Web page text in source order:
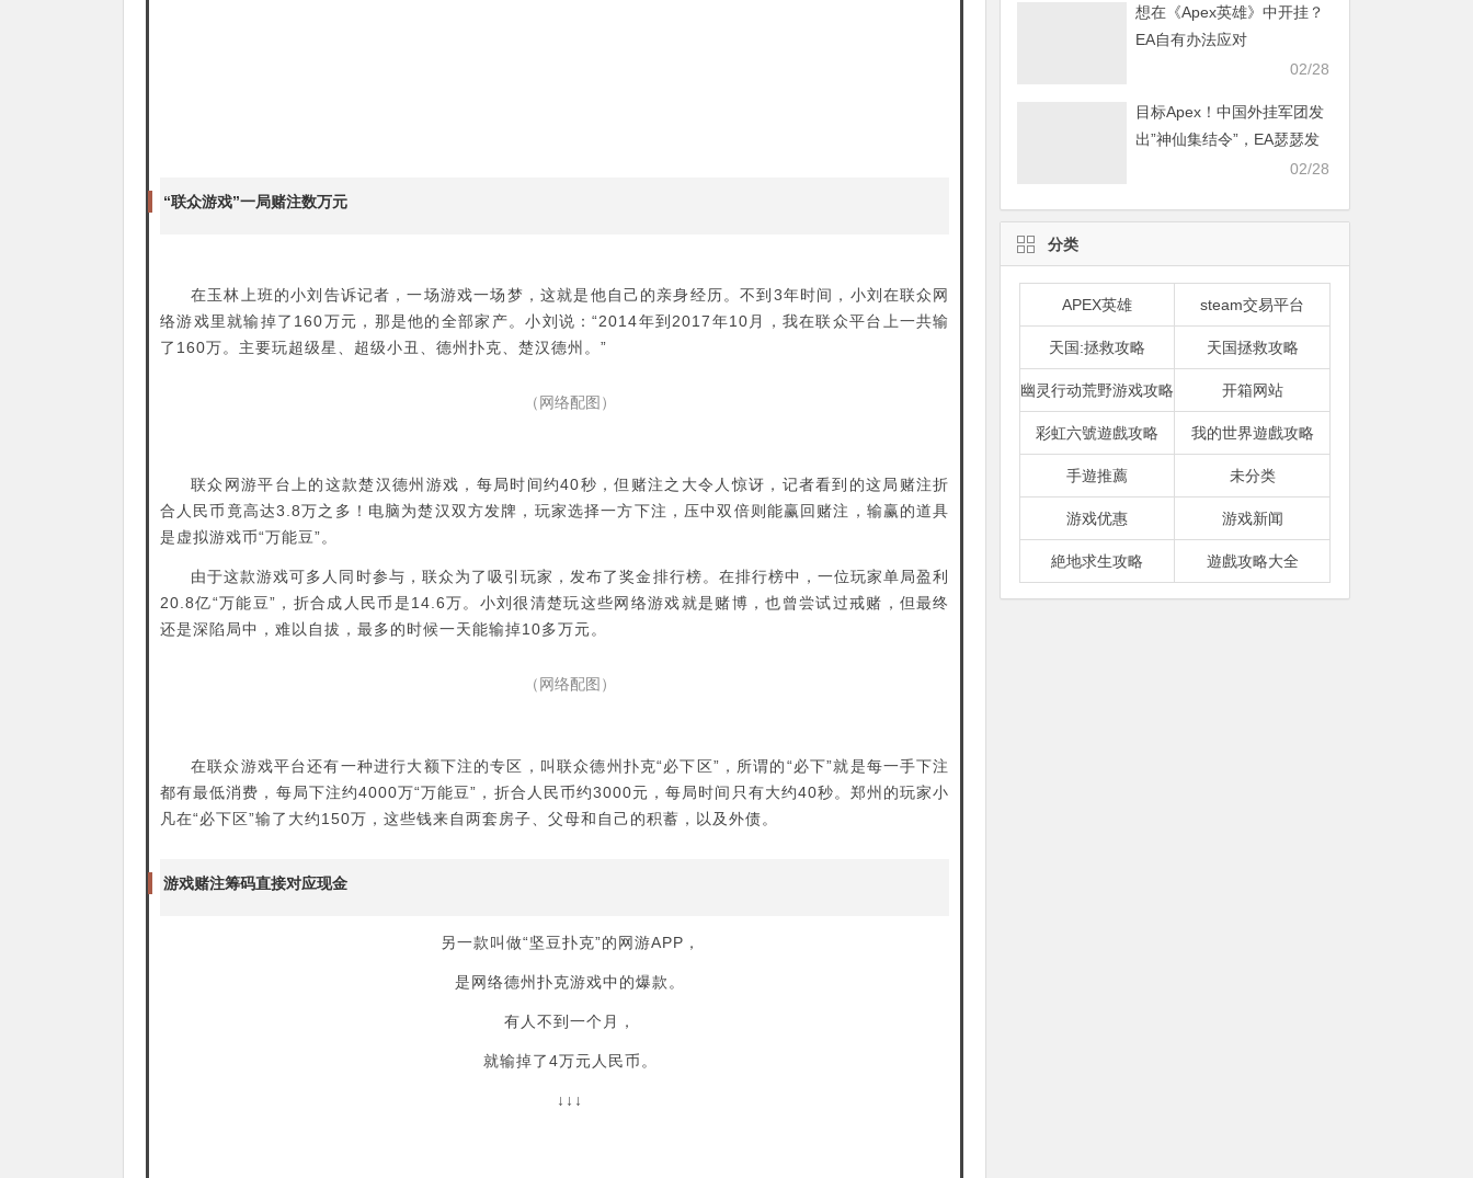
“联众游戏”一局赌注数万元
在玉林上班的小刘告诉记者，一场游戏一场梦，这就是他自己的亲身经历。不到3年时间，小刘在联众网
络游戏里就输掉了160万元，那是他的全部家产。小刘说：“2014年到2017年10月，我在联众平台上一共输
了160万。主要玩超级星、超级小丑、德州扑克、楚汉德州。”
（网络配图）
联众网游平台上的这款楚汉德州游戏，每局时间约40秒，但赌注之大令人惊讶，记者看到的这局赌注折
合人民币竟高达3.8万之多！电脑为楚汉双方发牌，玩家选择一方下注，压中双倍则能赢回赌注，输赢的道具
是虚拟游戏币“万能豆”。
由于这款游戏可多人同时参与，联众为了吸引玩家，发布了奖金排行榜。在排行榜中，一位玩家单局盈利
20.8亿“万能豆”，折合成人民币是14.6万。小刘很清楚玩这些网络游戏就是赌博，也曾尝试过戒赌，但最终
还是深陷局中，难以自拔，最多的时候一天能输掉10多万元。
（网络配图）
在联众游戏平台还有一种进行大额下注的专区，叫联众德州扑克“必下区”，所谓的“必下”就是每一手下注
都有最低消费，每局下注约4000万“万能豆”，折合人民币约3000元，每局时间只有大约40秒。郑州的玩家小
凡在“必下区”输了大约150万，这些钱来自两套房子、父母和自己的积蓄，以及外债。
游戏赌注筹码直接对应现金
另一款叫做“坚豆扑克”的网游APP，
是网络德州扑克游戏中的爆款。
有人不到一个月，
就输掉了4万元人民币。
↓↓↓
想在《Apex英雄》中开挂？
EA自有办法应对
02/28
目标Apex！中国外挂军团发
出”神仙集结令”，EA瑟瑟发
02/28
分类
APEX英雄 steam交易平台
天国:拯救攻略 天国拯救攻略
幽灵行动荒野游戏攻略 开箱网站
彩虹六號遊戲攻略 我的世界遊戲攻略
手遊推薦 未分类
游戏优惠 游戏新闻
絶地求生攻略 遊戲攻略大全